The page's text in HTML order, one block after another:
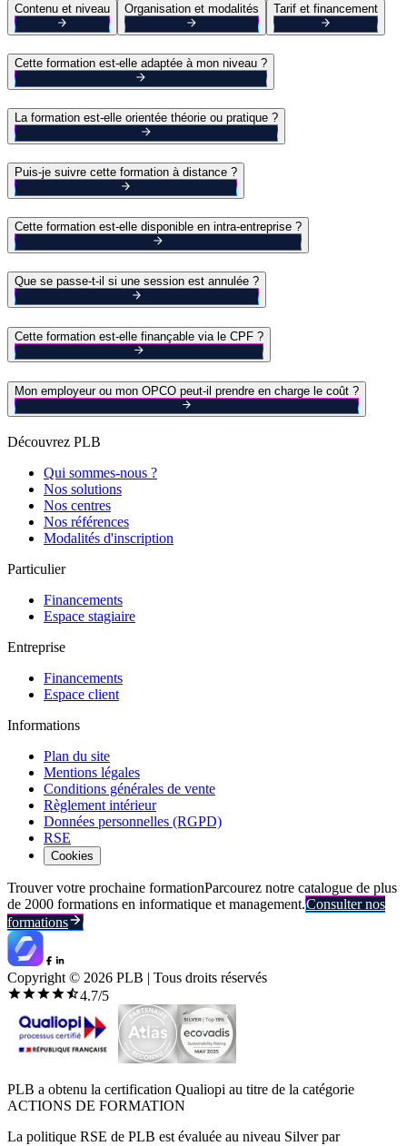
Contenu et niveau Organisation et modalités Tarif et financement
Cette formation est-elle adaptée à mon niveau ?
La formation est-elle orientée théorie ou pratique ?
Puis-je suivre cette formation à distance ?
Cette formation est-elle disponible en intra-entreprise ?
Que se passe-t-il si une session est annulée ?
Cette formation est-elle finançable via le CPF ?
Mon employeur ou mon OPCO peut-il prendre en charge le coût ?
Découvrez PLB
Qui sommes-nous ?
Nos solutions
Nos centres
Nos références
Modalités d'inscription
Particulier
Financements
Espace stagiaire
Entreprise
Financements
Espace client
Informations
Plan du site
Mentions légales
Conditions générales de vente
Règlement intérieur
Données personnelles (RGPD)
RSE
Cookies
Trouver votre prochaine formationParcourez notre catalogue de plus
de 2000 formations en informatique et management.Consulter nos
formations
Copyright © 2026 PLB | Tous droits réservés
4.7/5
PLB a obtenu la certification Qualiopi au titre de la catégorie
ACTIONS DE FORMATION
La politique RSE de PLB est évaluée au niveau Silver par